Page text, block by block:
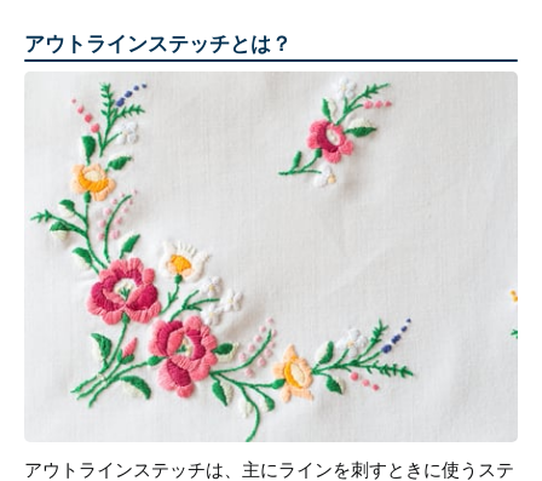
アウトラインステッチとは？
アウトラインステッチは、主にラインを刺すときに使うステ